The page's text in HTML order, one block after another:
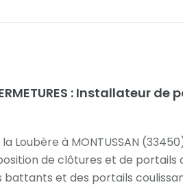
: Installateur de
Loubère à MONTUSSAN
de clôtures et de portails
et des portails